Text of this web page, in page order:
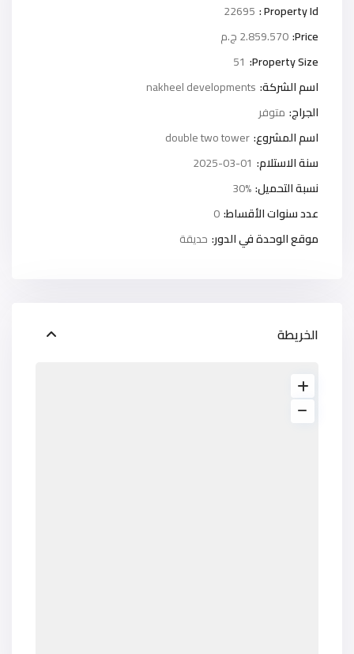
Property Id :
22695
Price: 2.859.570 ج.م
Property Size:
51
اسم الشركة: nakheel developments
الجراج: متوفر
اسم المشروع:double two tower
سنة الاستلام: 2025-03-01
نسبة التحميل:30%
عدد سنوات الأقساط:0
موقع الوحدة في الدور: حديقة
الخريطة